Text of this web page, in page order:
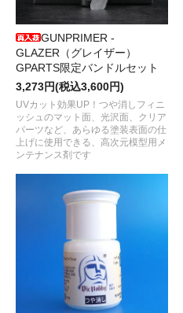
GUNPRIMER -
GLAZER（グレイザー）
GPARTS限定バンドルセット
3,273円(税込3,600円)
UVカット効果UP！つや消しフィニ
ッシュのマット面、光沢面、クリア
パーツなど、あらゆる塗装表面の仕
上げに使用できる、高次元模型用メ
ンテナンス剤です